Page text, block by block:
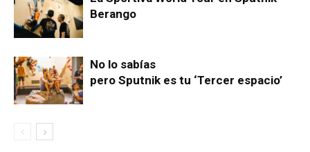
Berango
No lo sabías
pero Sputnik es tu ‘Tercer espacio’